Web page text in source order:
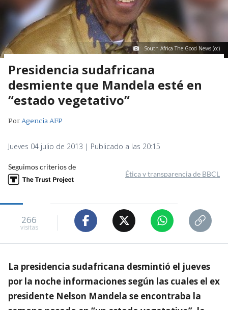
South Africa The Good News (cc)
Presidencia sudafricana
desmiente que Mandela esté en
“estado vegetativo”
PorAgencia AFP
Jueves 04 julio de 2013 | Publicado a las 20:15
Seguimos criterios de
Ética y transparencia de BBCL
266
visitas
La presidencia sudafricana desmintió el jueves
por la noche informaciones según las cuales el ex
presidente Nelson Mandela se encontraba la